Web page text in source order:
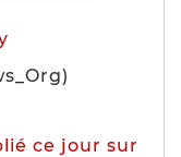
ce jour sur